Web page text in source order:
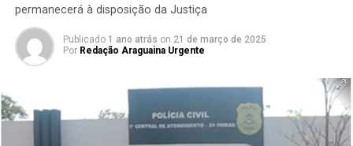
permanecerá à disposição da Justiça
Publicado 1 ano atrás on 21 de março de 2025
Por Redação Araguaina Urgente